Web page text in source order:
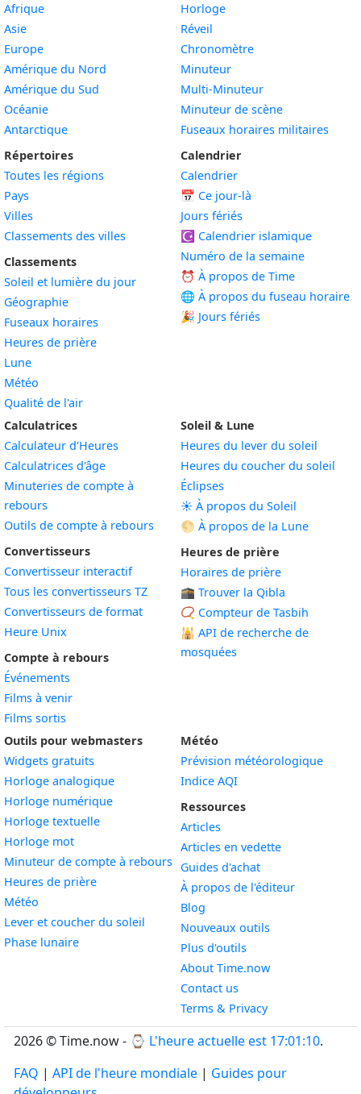
Afrique
Asie
Europe
Amérique du Nord
Amérique du Sud
Océanie
Antarctique
Répertoires
Toutes les régions
Pays
Villes
Classements des villes
Classements
Soleil et lumière du jour
Géographie
Fuseaux horaires
Heures de prière
Lune
Météo
Qualité de l'air
Horloge
Réveil
Chronomètre
Minuteur
Multi-Minuteur
Minuteur de scène
Fuseaux horaires militaires
Calendrier
Calendrier
📅 Ce jour-là
Jours fériés
☪️ Calendrier islamique
Numéro de la semaine
⏰ À propos de Time
🌐 À propos du fuseau horaire
🎉 Jours fériés
Calculatrices
Calculateur d'Heures
Calculatrices d'âge
Minuteries de compte à
rebours
Outils de compte à rebours
Convertisseurs
Convertisseur interactif
Tous les convertisseurs TZ
Convertisseurs de format
Heure Unix
Compte à rebours
Événements
Films à venir
Films sortis
Soleil & Lune
Heures du lever du soleil
Heures du coucher du soleil
Éclipses
☀️ À propos du Soleil
🌕 À propos de la Lune
Heures de prière
Horaires de prière
🕋 Trouver la Qibla
📿 Compteur de Tasbih
🕌 API de recherche de
mosquées
Outils pour webmasters
Widgets gratuits
Horloge analogiqueWidget
Horloge numériqueWidget
Horloge textuelleWidget
Horloge motWidget
Minuteur de compte à rebours Widget
Heures de prièreWidget
Météo
Lever et coucher du soleil
Phase lunaireWidget
Météo
Prévision météorologique
Indice AQI
Ressources
Articles
Articles en vedette
Guides d'achat
À propos de l'éditeur
Blog
Nouveaux outils
Plus d'outils
About Time.now
Contact us
Terms & Privacy
2026 © Time.now - ⌚ L'heure actuelle est 17:01:11.
FAQ | API de l'heure mondiale | Guides pour